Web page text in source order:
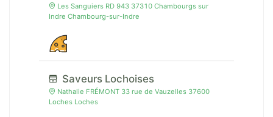
Les Sanguiers RD 943 37310 Chambourgs sur
Indre Chambourg-sur-Indre
Saveurs Lochoises
Nathalie FRÉMONT 33 rue de Vauzelles 37600
Loches Loches